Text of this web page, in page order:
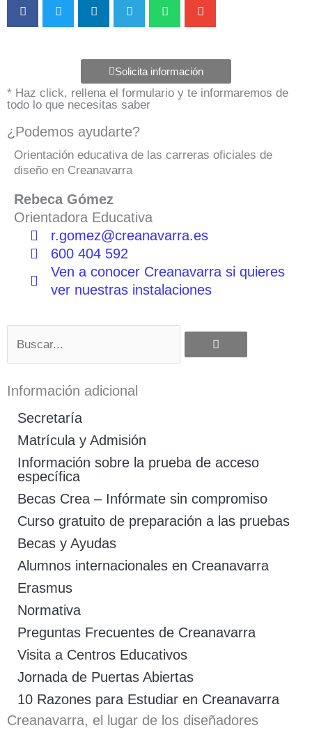
Solicita información
* Haz click, rellena el formulario y te informaremos de
todo lo que necesitas saber
¿Podemos ayudarte?
Orientación educativa de las carreras oficiales de
diseño en Creanavarra
Rebeca Gómez
Orientadora Educativa
r.gomez@creanavarra.es
600 404 592
Ven a conocer Creanavarra si quieres
ver nuestras instalaciones
Información adicional
Secretaría
Matrícula y Admisión
Información sobre la prueba de acceso
específica
Becas Crea – Infórmate sin compromiso
Curso gratuito de preparación a las pruebas
Becas y Ayudas
Alumnos internacionales en Creanavarra
Erasmus
Normativa
Preguntas Frecuentes de Creanavarra
Visita a Centros Educativos
Jornada de Puertas Abiertas
10 Razones para Estudiar en Creanavarra
Creanavarra, el lugar de los diseñadores